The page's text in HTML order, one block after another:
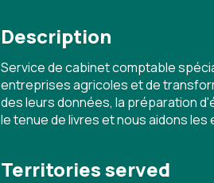
Description
Service de cabinet comptable
entreprises agricoles et de
des leurs données, la préparation
le tenue de livres et nous aidons
Territories served